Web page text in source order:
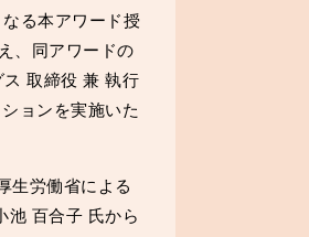
る本アワード授
、同アワードの
取締役 兼 執行
ョンを実施いた
生労働省による
池 百合子 氏から